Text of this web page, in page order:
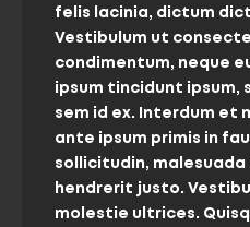
felis lacinia, dictum
Vestibulum ut
condimentum, neque
ipsum tincidunt ipsum,
sem id ex. Interdum et
ante ipsum primis in
sollicitudin, malesuada
hendrerit justo.
molestie ultrices.